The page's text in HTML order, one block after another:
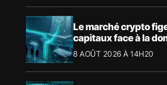
Le marché crypto
capitaux face à la
absolue de Bitcoin
8 AOÛT 2026 À 14H20